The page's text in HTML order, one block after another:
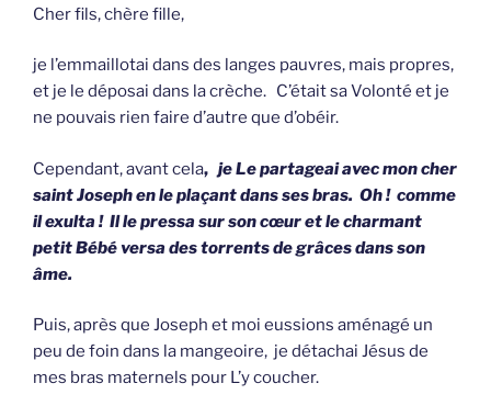
Cher fils, chère fille,
je l’emmaillotai dans des langes pauvres, mais propres,
et je le déposai dans la crèche. C’était sa Volonté et je
ne pouvais rien faire d’autre que d’obéir.
Cependant, avant cela, jeLe partageai avec mon cher
saint Joseph en le plaçant dans ses bras. Oh ! comme
il exulta ! Il le pressa sur son cœur et le charmant
petit Bébé versa des torrents de grâces dans son
âme.
Puis, après que Joseph et moi eussions aménagé un
peu de foin dans la mangeoire, je détachai Jésus de
mes bras maternels pour L’y coucher.